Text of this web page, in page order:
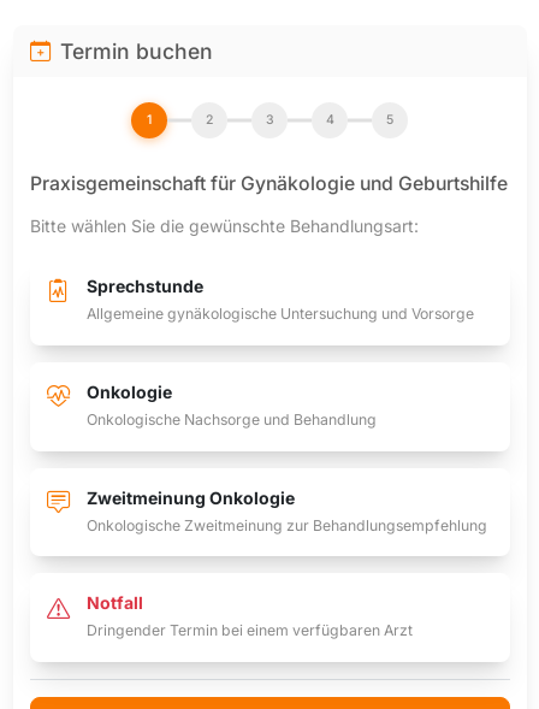
Termin buchen
1 2 3 4 5
Praxisgemeinschaft für Gynäkologie und Geburtshilfe
Bitte wählen Sie die gewünschte Behandlungsart:
Sprechstunde
Allgemeine gynäkologische Untersuchung und Vorsorge
Onkologie
Onkologische Nachsorge und Behandlung
Zweitmeinung Onkologie
Onkologische Zweitmeinung zur Behandlungsempfehlung
Notfall
Dringender Termin bei einem verfügbaren Arzt